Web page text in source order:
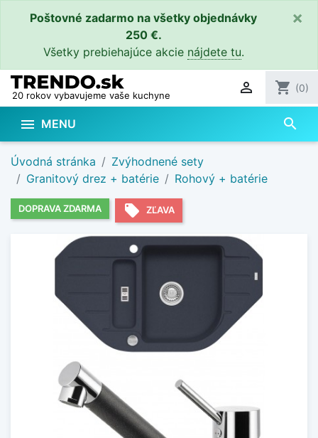
Poštovné zadarmo na všetky objednávky
250 €.
Všetky prebiehajúce akcie nájdete tu.
×
20 rokov vybavujeme vaše kuchyne  shopping_cart (0)
 MENU search
Úvodná stránka
Zvýhodnené sety
Granitový drez + batérie
Rohový + batérie
DOPRAVA ZDARMA local_offer ZĽAVA